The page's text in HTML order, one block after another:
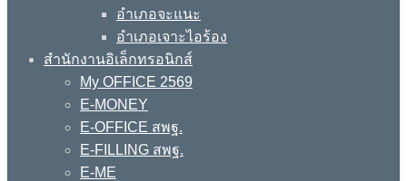
อำเภอจะแนะ
อำเภอเจาะไอร้อง
สำนักงานอิเล็กทรอนิกส์
My OFFICE 2569
E-MONEY
E-OFFICE สพฐ.
E-FILLING สพฐ.
E-ME